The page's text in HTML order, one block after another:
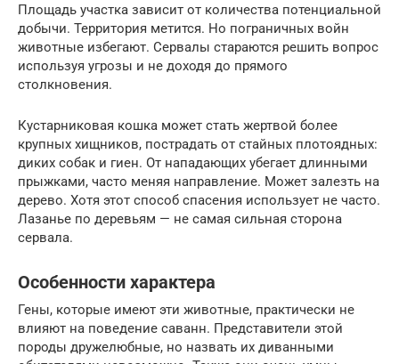
Площадь участка зависит от количества потенциальной
добычи. Территория метится. Но пограничных войн
животные избегают. Сервалы стараются решить вопрос
используя угрозы и не доходя до прямого
столкновения.
Кустарниковая кошка может стать жертвой более
крупных хищников, пострадать от стайных плотоядных:
диких собак и гиен. От нападающих убегает длинными
прыжками, часто меняя направление. Может залезть на
дерево. Хотя этот способ спасения использует не часто.
Лазанье по деревьям — не самая сильная сторона
сервала.
Особенности характера
Гены, которые имеют эти животные, практически не
влияют на поведение саванн. Представители этой
породы дружелюбные, но назвать их диванными